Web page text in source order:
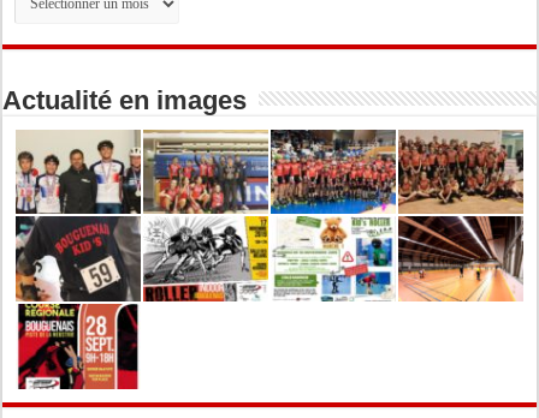
Actualité en images